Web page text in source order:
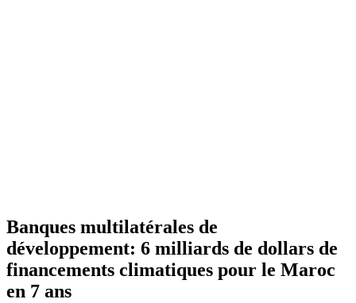
Banques multilatérales de
développement: 6 milliards de dollars de
financements climatiques pour le Maroc
en 7 ans